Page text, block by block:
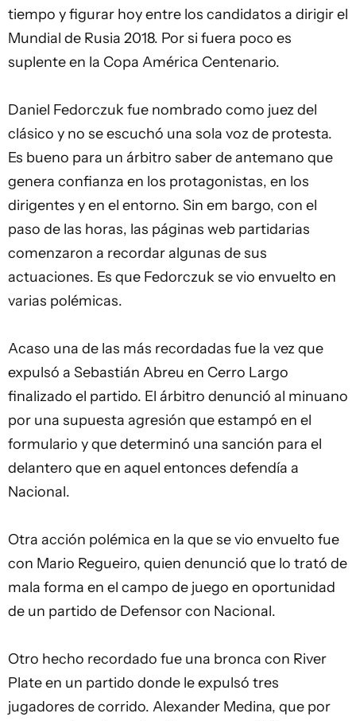
tiempo y figurar hoy entre los candidatos a dirigir el
Mundial de Rusia 2018. Por si fuera poco es
suplente en la Copa América Centenario.
Daniel Fedorczuk fue nombrado como juez del
clásico y no se escuchó una sola voz de protesta.
Es bueno para un árbitro saber de antemano que
genera confianza en los protagonistas, en los
dirigentes y en el entorno. Sin em bargo, con el
paso de las horas, las páginas web partidarias
comenzaron a recordar algunas de sus
actuaciones. Es que Fedorczuk se vio envuelto en
varias polémicas.
Acaso una de las más recordadas fue la vez que
expulsó a Sebastián Abreu en Cerro Largo
finalizado el partido. El árbitro denunció al minuano
por una supuesta agresión que estampó en el
formulario y que determinó una sanción para el
delantero que en aquel entonces defendía a
Nacional.
Otra acción polémica en la que se vio envuelto fue
con Mario Regueiro, quien denunció que lo trató de
mala forma en el campo de juego en oportunidad
de un partido de Defensor con Nacional.
Otro hecho recordado fue una bronca con River
Plate en un partido donde le expulsó tres
jugadores de corrido. Alexander Medina, que por